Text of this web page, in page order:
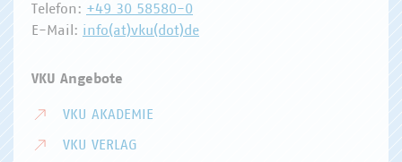
Telefon: +49 30 58580-0
E-Mail: info(at)vku(dot)de
VKU Angebote
VKU AKADEMIE
VKU VERLAG